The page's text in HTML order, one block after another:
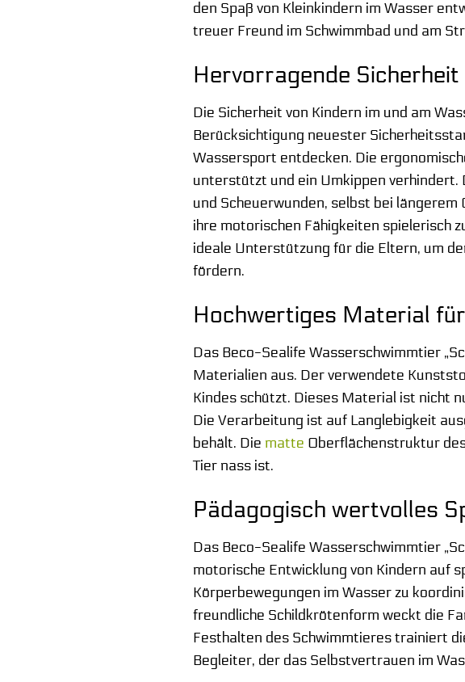
den Spaß von Kleinkindern im Wasser
treuer Freund im Schwimmbad und am
Hervorragende
Die Sicherheit von Kindern im und am
Berücksichtigung neuester
Wassersport entdecken. Die
unterstützt und ein Umkippen verhindert.
und Scheuerwunden, selbst bei
ihre motorischen Fähigkeiten spielerisch
ideale Unterstützung für die Eltern, um
fördern.
Hochwertiges Material
Das Beco-Sealife Wasserschwimmtier
Materialien aus. Der verwendete
Kindes schützt. Dieses Material ist nicht
Die Verarbeitung ist auf Langlebigkeit
behält. Die matte Oberflächenstruktur
Tier nass ist.
Pädagogisch wertvolles
Das Beco-Sealife Wasserschwimmtier
motorische Entwicklung von Kindern auf
Körperbewegungen im Wasser zu
freundliche Schildkrötenform weckt die
Festhalten des Schwimmtieres trainiert
Begleiter, der das Selbstvertrauen im